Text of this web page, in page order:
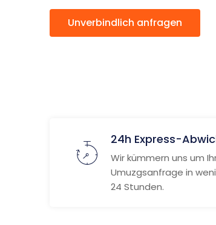
Unverbindlich anfragen
24h Express-
Wir kümmern uns um
Umuzgsanfrage in
24 Stunden.